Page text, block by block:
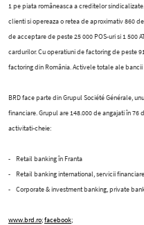
1 pe piata româneasca a creditelor
clienti si opereaza o retea de aproximativ 860
de acceptare de peste 25 000 POS-uri si 1 500
cardurilor. Cu operatiuni de factoring de peste
factoring din România. Activele totale ale
BRD face parte din Grupul Société Générale,
financiare. Grupul are 148.000 de angajati în
activitati-cheie:
- Retail banking în Franta
- Retail banking international, servicii
- Corporate & investment banking, private
www.brd.ro;facebook;